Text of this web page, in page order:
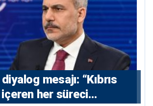
mesajı: “Kıbrıs
her süreci